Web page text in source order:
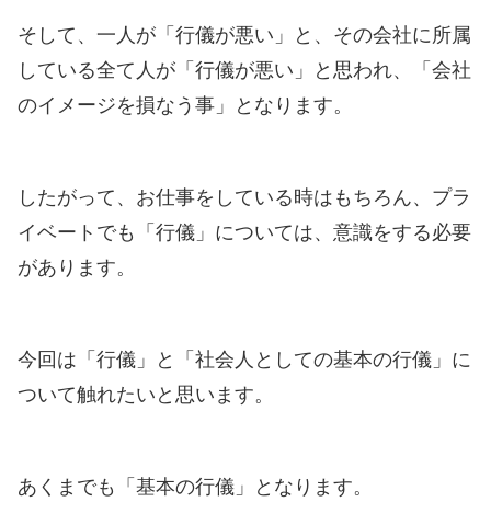
そして、一人が「行儀が悪い」と、その会社に所属
している全て人が「行儀が悪い」と思われ、「会社
のイメージを損なう事」となります。
したがって、お仕事をしている時はもちろん、プラ
イベートでも「行儀」については、意識をする必要
があります。
今回は「行儀」と「社会人としての基本の行儀」に
ついて触れたいと思います。
あくまでも「基本の行儀」となります。